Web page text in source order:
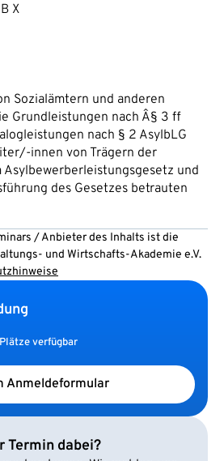
X
Sozialämtern und anderen
Grundleistungen nach Â§ 3 ff
nach § 2 AsylbLG
innen von Trägern der
Asylbewerberleistungsgesetz und
des Gesetzes betrauten
/ Anbieter des Inhalts ist die
und Wirtschafts-Akademie e.V.
verfügbar
Anmeldeformular
Termin dabei?